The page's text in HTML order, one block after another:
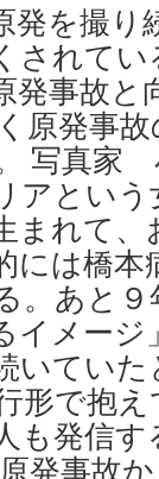
発を撮り
されて
発事故と
原発事
写真家
アとい
まれて
には橋
。あと
イメージ
いてい
形で抱
も発信
発事故